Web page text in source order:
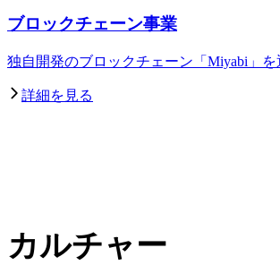
ブロックチェーン事業
独自開発のブロックチェーン「Miyabi」
詳細を見る
カルチャー